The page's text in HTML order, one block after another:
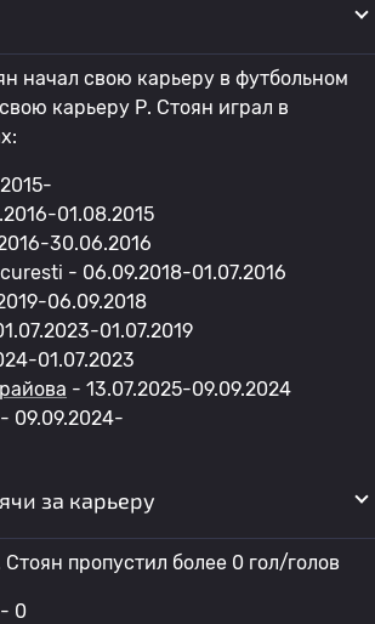
начал свою карьеру в футбольном
карьеру Р. Стоян играл в
01.08.2015
30.06.2016
- 06.09.2018-01.07.2016
06.09.2018
01.07.2019
01.07.2023
- 13.07.2025-09.09.2024
- 09.09.2024-
за карьеру
пропустил более 0 гол/голов
- 0